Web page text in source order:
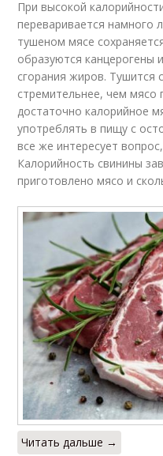
При высокой
переваривается намного
тушеном мясе
образуются канцерогены
сгорания жиров. Тушится
стремительнее, чем мясо
достаточно калорийное
употреблять в пищу с
все же интересует
Калорийность свинины
приготовлено мясо и
Читать дальше →